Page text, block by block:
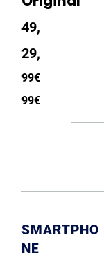
49,
29,
99€
99€
SMARTPHO
NE